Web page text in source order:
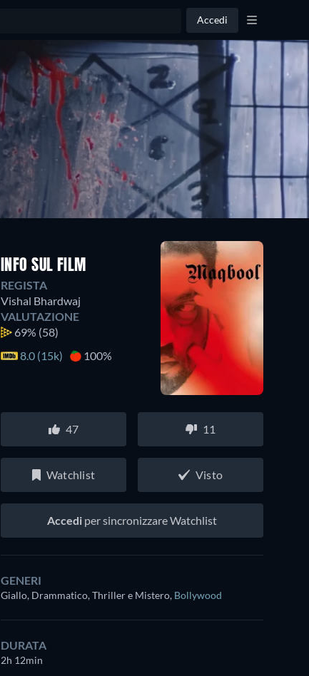
Accedi
INFO SUL FILM
REGISTA
Vishal Bhardwaj
VALUTAZIONE
69% (58)
8.0 (15k)
100%
47 11
Watchlist Visto
Accedi per sincronizzare Watchlist
GENERI
Giallo, Drammatico, Thriller e Mistero, Bollywood
DURATA
2h 12min